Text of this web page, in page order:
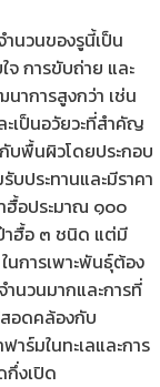
นวนของรูนี้เป็น
จ การขับถ่าย และ
าการสูงกว่า เช่น
เป็นอวัยวะที่สำคัญ
บพื้นผิวโดยประกอบ
ประทานและมีราคา
ฮื้อประมาณ ๑๐๐
าฮื้อ ๓ ชนิด แต่มี
การเพาะพันธุ์ต้อง
นวนมากและการที่
อดคล้องกับ
ร์มในทะเลและการ
กึ่งเปิด